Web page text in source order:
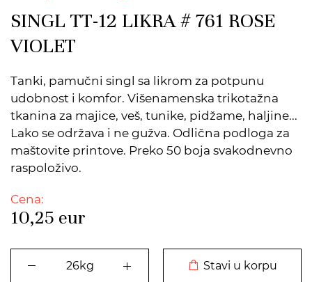
SINGL TT-12 LIKRA # 761 ROSE
VIOLET
Tanki, pamučni singl sa likrom za potpunu
udobnost i komfor. Višenamenska trikotažna
tkanina za majice, veš, tunike, pidžame, haljine...
Lako se održava i ne gužva. Odlična podloga za
maštovite printove. Preko 50 boja svakodnevno
raspoloživo.
Cena:
10,25 eur
Stavi u korpu